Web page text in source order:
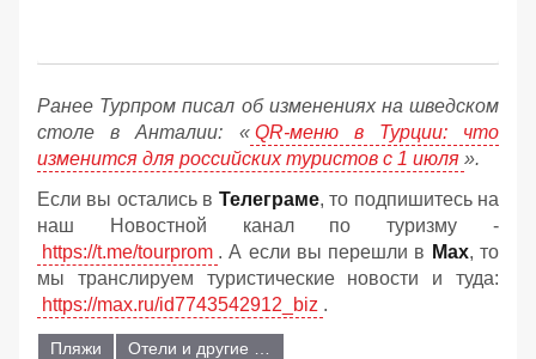
Ранее Турпром писал об изменениях на шведском
столе в Анталии: « QR-меню в Турции: что
изменится для российских туристов с 1 июля ».
Если вы остались в Телеграме, то подпишитесь на
наш Новостной канал по туризму -
https://t.me/tourprom . А если вы перешли в Мах, то
мы транслируем туристические новости и туда:
https://max.ru/id7743542912_biz .
Пляжи